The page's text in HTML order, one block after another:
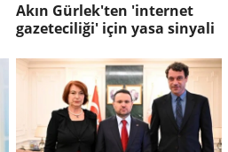
Akın Gürlek'ten 'internet
gazeteciliği' için yasa sinyali